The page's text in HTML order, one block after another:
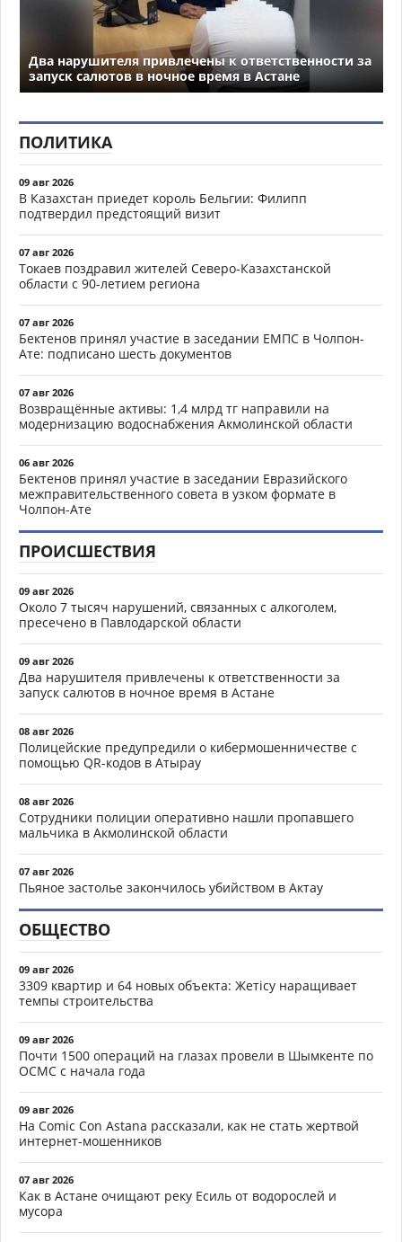
Два нарушителя привлечены к ответственности за
запуск салютов в ночное время в Астане
ПОЛИТИКА
09 авг 2026
В Казахстан приедет король Бельгии: Филипп
подтвердил предстоящий визит
07 авг 2026
Токаев поздравил жителей Северо-Казахстанской
области с 90-летием региона
07 авг 2026
Бектенов принял участие в заседании ЕМПС в Чолпон-
Ате: подписано шесть документов
07 авг 2026
Возвращённые активы: 1,4 млрд тг направили на
модернизацию водоснабжения Акмолинской области
06 авг 2026
Бектенов принял участие в заседании Евразийского
межправительственного совета в узком формате в
Чолпон-Ате
ПРОИСШЕСТВИЯ
09 авг 2026
Около 7 тысяч нарушений, связанных с алкоголем,
пресечено в Павлодарской области
09 авг 2026
Два нарушителя привлечены к ответственности за
запуск салютов в ночное время в Астане
08 авг 2026
Полицейские предупредили о кибермошенничестве с
помощью QR-кодов в Атырау
08 авг 2026
Сотрудники полиции оперативно нашли пропавшего
мальчика в Акмолинской области
07 авг 2026
Пьяное застолье закончилось убийством в Актау
ОБЩЕСТВО
09 авг 2026
3309 квартир и 64 новых объекта: Жетісу наращивает
темпы строительства
09 авг 2026
Почти 1500 операций на глазах провели в Шымкенте по
ОСМС с начала года
09 авг 2026
На Comic Con Astana рассказали, как не стать жертвой
интернет-мошенников
07 авг 2026
Как в Астане очищают реку Есиль от водорослей и
мусора